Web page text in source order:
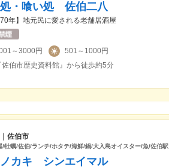
・喰い処 佐伯二八
70年】地元民に愛される老舗居酒屋
～3000円
501～1000円
佐伯市歴史資料館』から徒歩約5分
佐伯市
/牡蠣/佐伯/ランチ/ホタテ/海鮮/鍋/大入島オイスター/魚/佐伯駅
ノカキ シンエイマル